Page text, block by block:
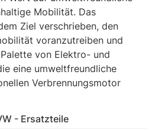
Mobilität. Das
Ziel verschrieben, den
voranzutreiben und
von Elektro- und
eine umweltfreundliche
Verbrennungsmotor
- Ersatzteile